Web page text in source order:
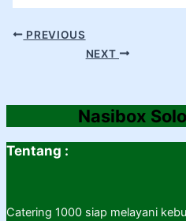
PREVIOUS
NEXT
Nasibox
Tentang :
Catering 1000 siap melayani